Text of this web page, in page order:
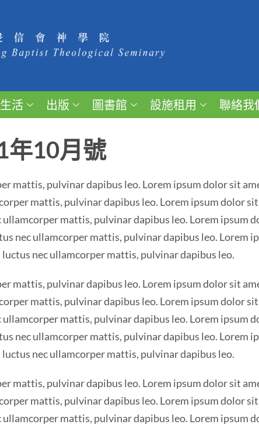
活 出版 圖書館 設施租用 聯絡我
年10月號
mattis, pulvinar dapibus leo. Lorem ipsum dolor sit
mattis, pulvinar dapibus leo. Lorem ipsum dolor
ullamcorper mattis, pulvinar dapibus leo. Lorem ipsum
nec ullamcorper mattis, pulvinar dapibus leo. Lorem
nec ullamcorper mattis, pulvinar dapibus leo.
mattis, pulvinar dapibus leo. Lorem ipsum dolor sit
mattis, pulvinar dapibus leo. Lorem ipsum dolor
ullamcorper mattis, pulvinar dapibus leo. Lorem ipsum
nec ullamcorper mattis, pulvinar dapibus leo. Lorem
nec ullamcorper mattis, pulvinar dapibus leo.
mattis, pulvinar dapibus leo. Lorem ipsum dolor sit
mattis, pulvinar dapibus leo. Lorem ipsum dolor
ullamcorper mattis, pulvinar dapibus leo. Lorem ipsum